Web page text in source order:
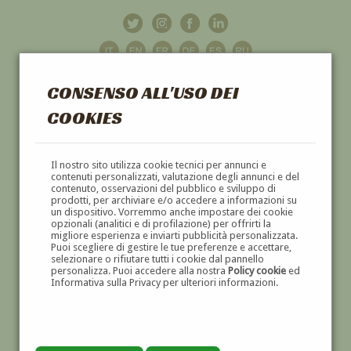
CONSENSO ALL'USO DEI
COOKIES
Il nostro sito utilizza cookie tecnici per annunci e
contenuti personalizzati, valutazione degli annunci e del
contenuto, osservazioni del pubblico e sviluppo di
prodotti, per archiviare e/o accedere a informazioni su
un dispositivo. Vorremmo anche impostare dei cookie
opzionali (analitici e di profilazione) per offrirti la
migliore esperienza e inviarti pubblicità personalizzata.
Puoi scegliere di gestire le tue preferenze e accettare,
selezionare o rifiutare tutti i cookie dal pannello
personalizza. Puoi accedere alla nostra Policy cookieed
Informativa sulla Privacy per ulteriori informazioni.
GALLERIAD'ARTE
DIPINTI E SCULTURE '800 E '900